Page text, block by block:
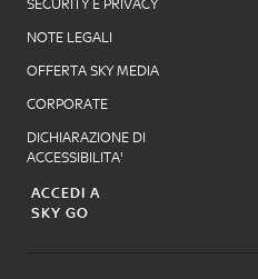
SECURITY E PRIVACY
NOTE LEGALI
OFFERTA SKY MEDIA
CORPORATE
DICHIARAZIONE DI
ACCESSIBILITA'
ACCEDI A
SKY GO